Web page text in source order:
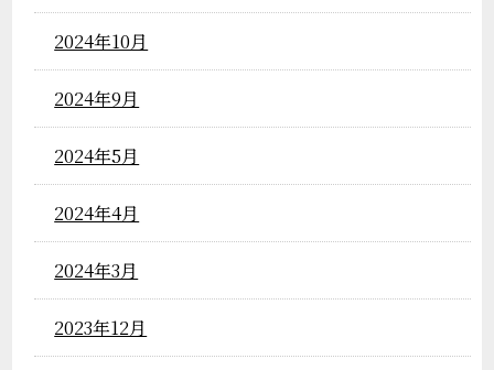
2024年10月
2024年9月
2024年5月
2024年4月
2024年3月
2023年12月